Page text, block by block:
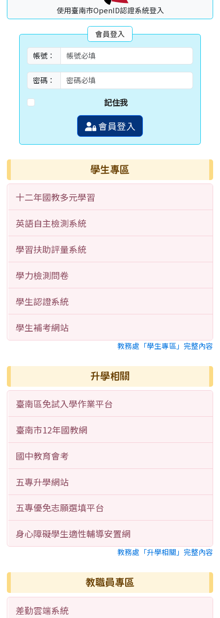
使用臺南市OpenID認證系統登入
會員登入
帳號：
密碼：
記住我
會員登入
學生專區
十二年國教多元學習
英語自主檢測系統
學習扶助評量系統
學力檢測問卷
學生認證系統
學生補考網站
教務處「學生專區」完整內容
升學相關
臺南區免試入學作業平台
臺南市12年國教網
國中教育會考
五專升學網站
五專優免志願選填平台
身心障礙學生適性輔導安置網
教務處「升學相關」完整內容
教職員專區
差勤雲端系統